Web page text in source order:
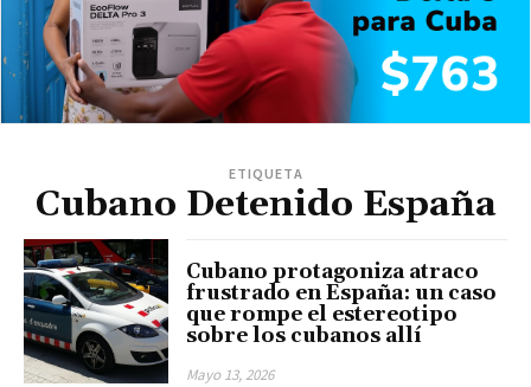
ETIQUETA
Cubano Detenido España
Cubano protagoniza atraco
frustrado en España: un caso
que rompe el estereotipo
sobre los cubanos allí
Mayo 13, 2026